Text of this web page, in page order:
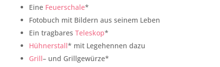
Eine Feuerschale*
Fotobuch mit Bildern aus seinem Leben
Ein tragbares Teleskop*
Hühnerstall* mit Legehennen dazu
Grill– und Grillgewürze*